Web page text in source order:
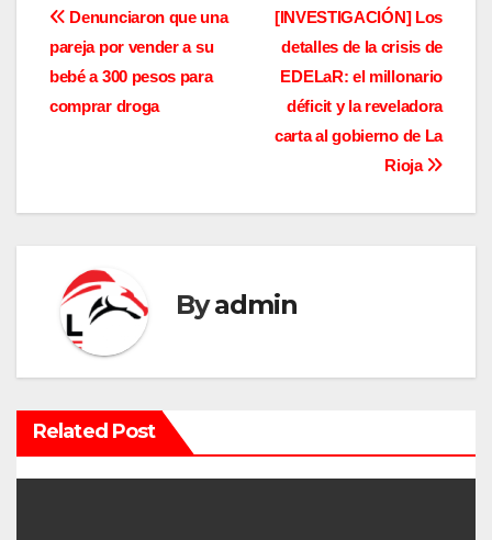
N
a
v
g
c
ó
n
d
[INVESTIGACIÓN] Los
detalles de la crisis de
EDELaR: el millonario
déficit y la reveladora
carta al gobierno de La
Rioja
Denunciaron que una
pareja por vender a su
bebé a 300 pesos para
comprar droga
Byadmin
Related Post